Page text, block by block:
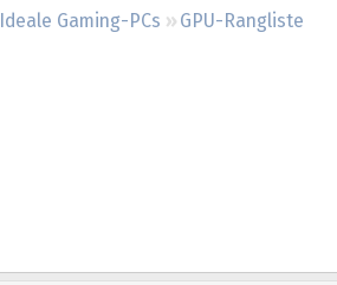
Ideale Gaming-PCs
GPU-Rangliste